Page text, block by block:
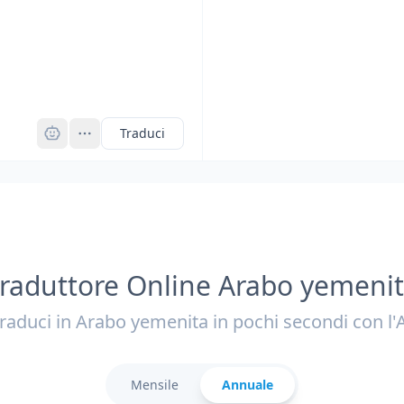
Traduci
Online Arabo
in Arabo yemenita in pochi secondi con
Mensile Annuale